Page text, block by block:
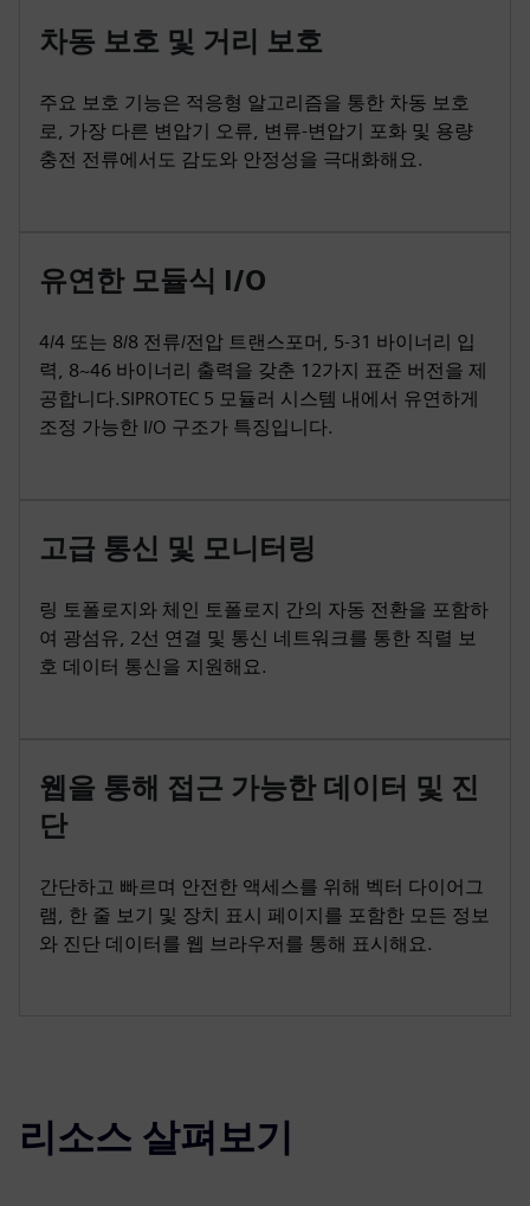
차동 보호 및 거리 보호
주요 보호 기능은 적응형 알고리즘을 통한 차동 보호
로, 가장 다른 변압기 오류, 변류-변압기 포화 및 용량
충전 전류에서도 감도와 안정성을 극대화해요.
유연한 모듈식 I/O
4/4 또는 8/8 전류/전압 트랜스포머, 5-31 바이너리 입
력, 8~46 바이너리 출력을 갖춘 12가지 표준 버전을 제
공합니다.SIPROTEC 5 모듈러 시스템 내에서 유연하게
조정 가능한 I/O 구조가 특징입니다.
고급 통신 및 모니터링
링 토폴로지와 체인 토폴로지 간의 자동 전환을 포함하
여 광섬유, 2선 연결 및 통신 네트워크를 통한 직렬 보
호 데이터 통신을 지원해요.
웹을 통해 접근 가능한 데이터 및 진
단
간단하고 빠르며 안전한 액세스를 위해 벡터 다이어그
램, 한 줄 보기 및 장치 표시 페이지를 포함한 모든 정보
와 진단 데이터를 웹 브라우저를 통해 표시해요.
리소스 살펴보기